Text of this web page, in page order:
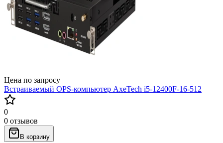
Цена по запросу
Встраиваемый OPS-компьютер AxeTech i5-12400F-16-512
0
0 отзывов
В корзину